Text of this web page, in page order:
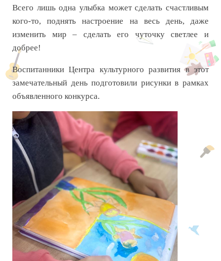
Всего лишь одна улыбка может сделать счастливым
кого-то, поднять настроение на весь день, даже
изменить мир – сделать его чуточку светлее и
добрее!
Воспитанники Центра культурного развития в этот
замечательный день подготовили рисунки в рамках
объявленного конкурса.